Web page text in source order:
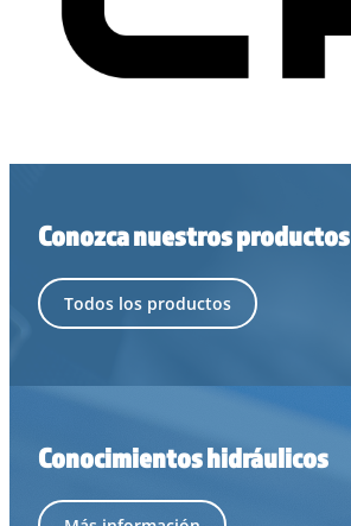
Conozca nuestros productos
Todos los productos
Conocimientos hidráulicos